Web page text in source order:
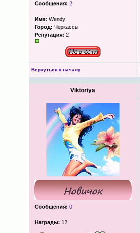
Сообщения: 2
Имя: Wendy
Город: Черкассы
Репутация: 2
Вернуться к началу
Viktoriya
Сообщения: 0
Награды: 12